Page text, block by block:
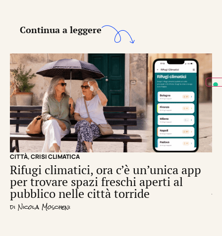
Continua a leggere
CITTÀ,CRISI CLIMATICA
Rifugi climatici, ora c’è un’unica app
per trovare spazi freschi aperti al
pubblico nelle città torride
di Nicola Moscheni